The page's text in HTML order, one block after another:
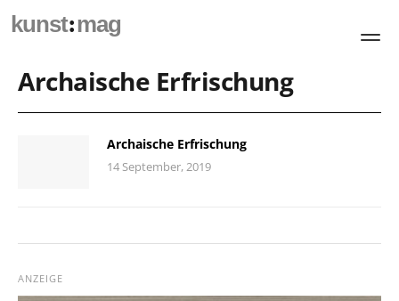
kunst:mag
Archaische Erfrischung
Archaische Erfrischung
14 September, 2019
ANZEIGE